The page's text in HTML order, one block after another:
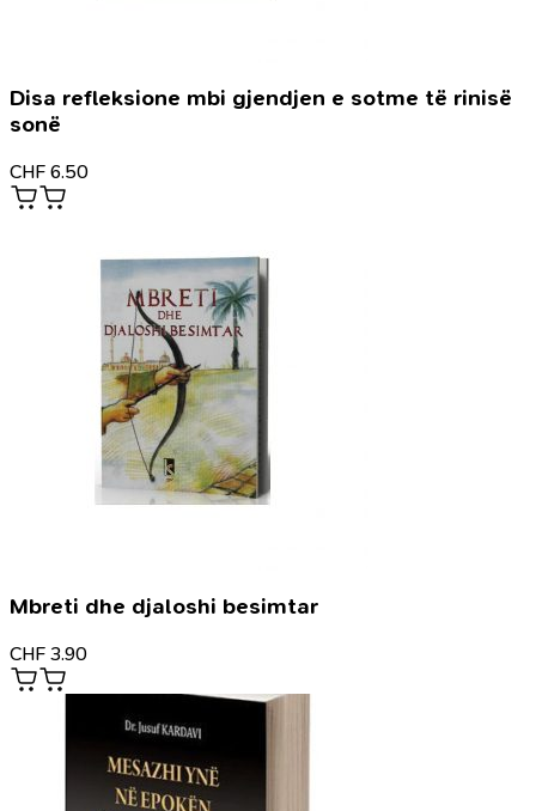
Disa refleksione mbi gjendjen e sotme të rinisë
sonë
CHF 6.50
Mbreti dhe djaloshi besimtar
CHF 3.90